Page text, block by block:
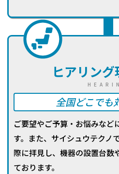
ヒアリング
全国どこでも
ご要望やご予算・お悩みなど
す。また、サイシュウテクノ
際に拝見し、機器の設置台数
ております。